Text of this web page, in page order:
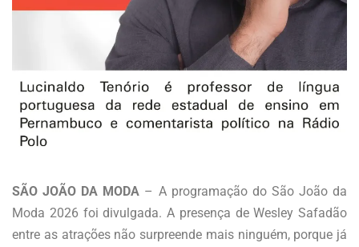
SÃO JOÃO DA MODA – A programação do São João da
Moda 2026 foi divulgada. A presença de Wesley Safadão
entre as atrações não surpreende mais ninguém, porque já